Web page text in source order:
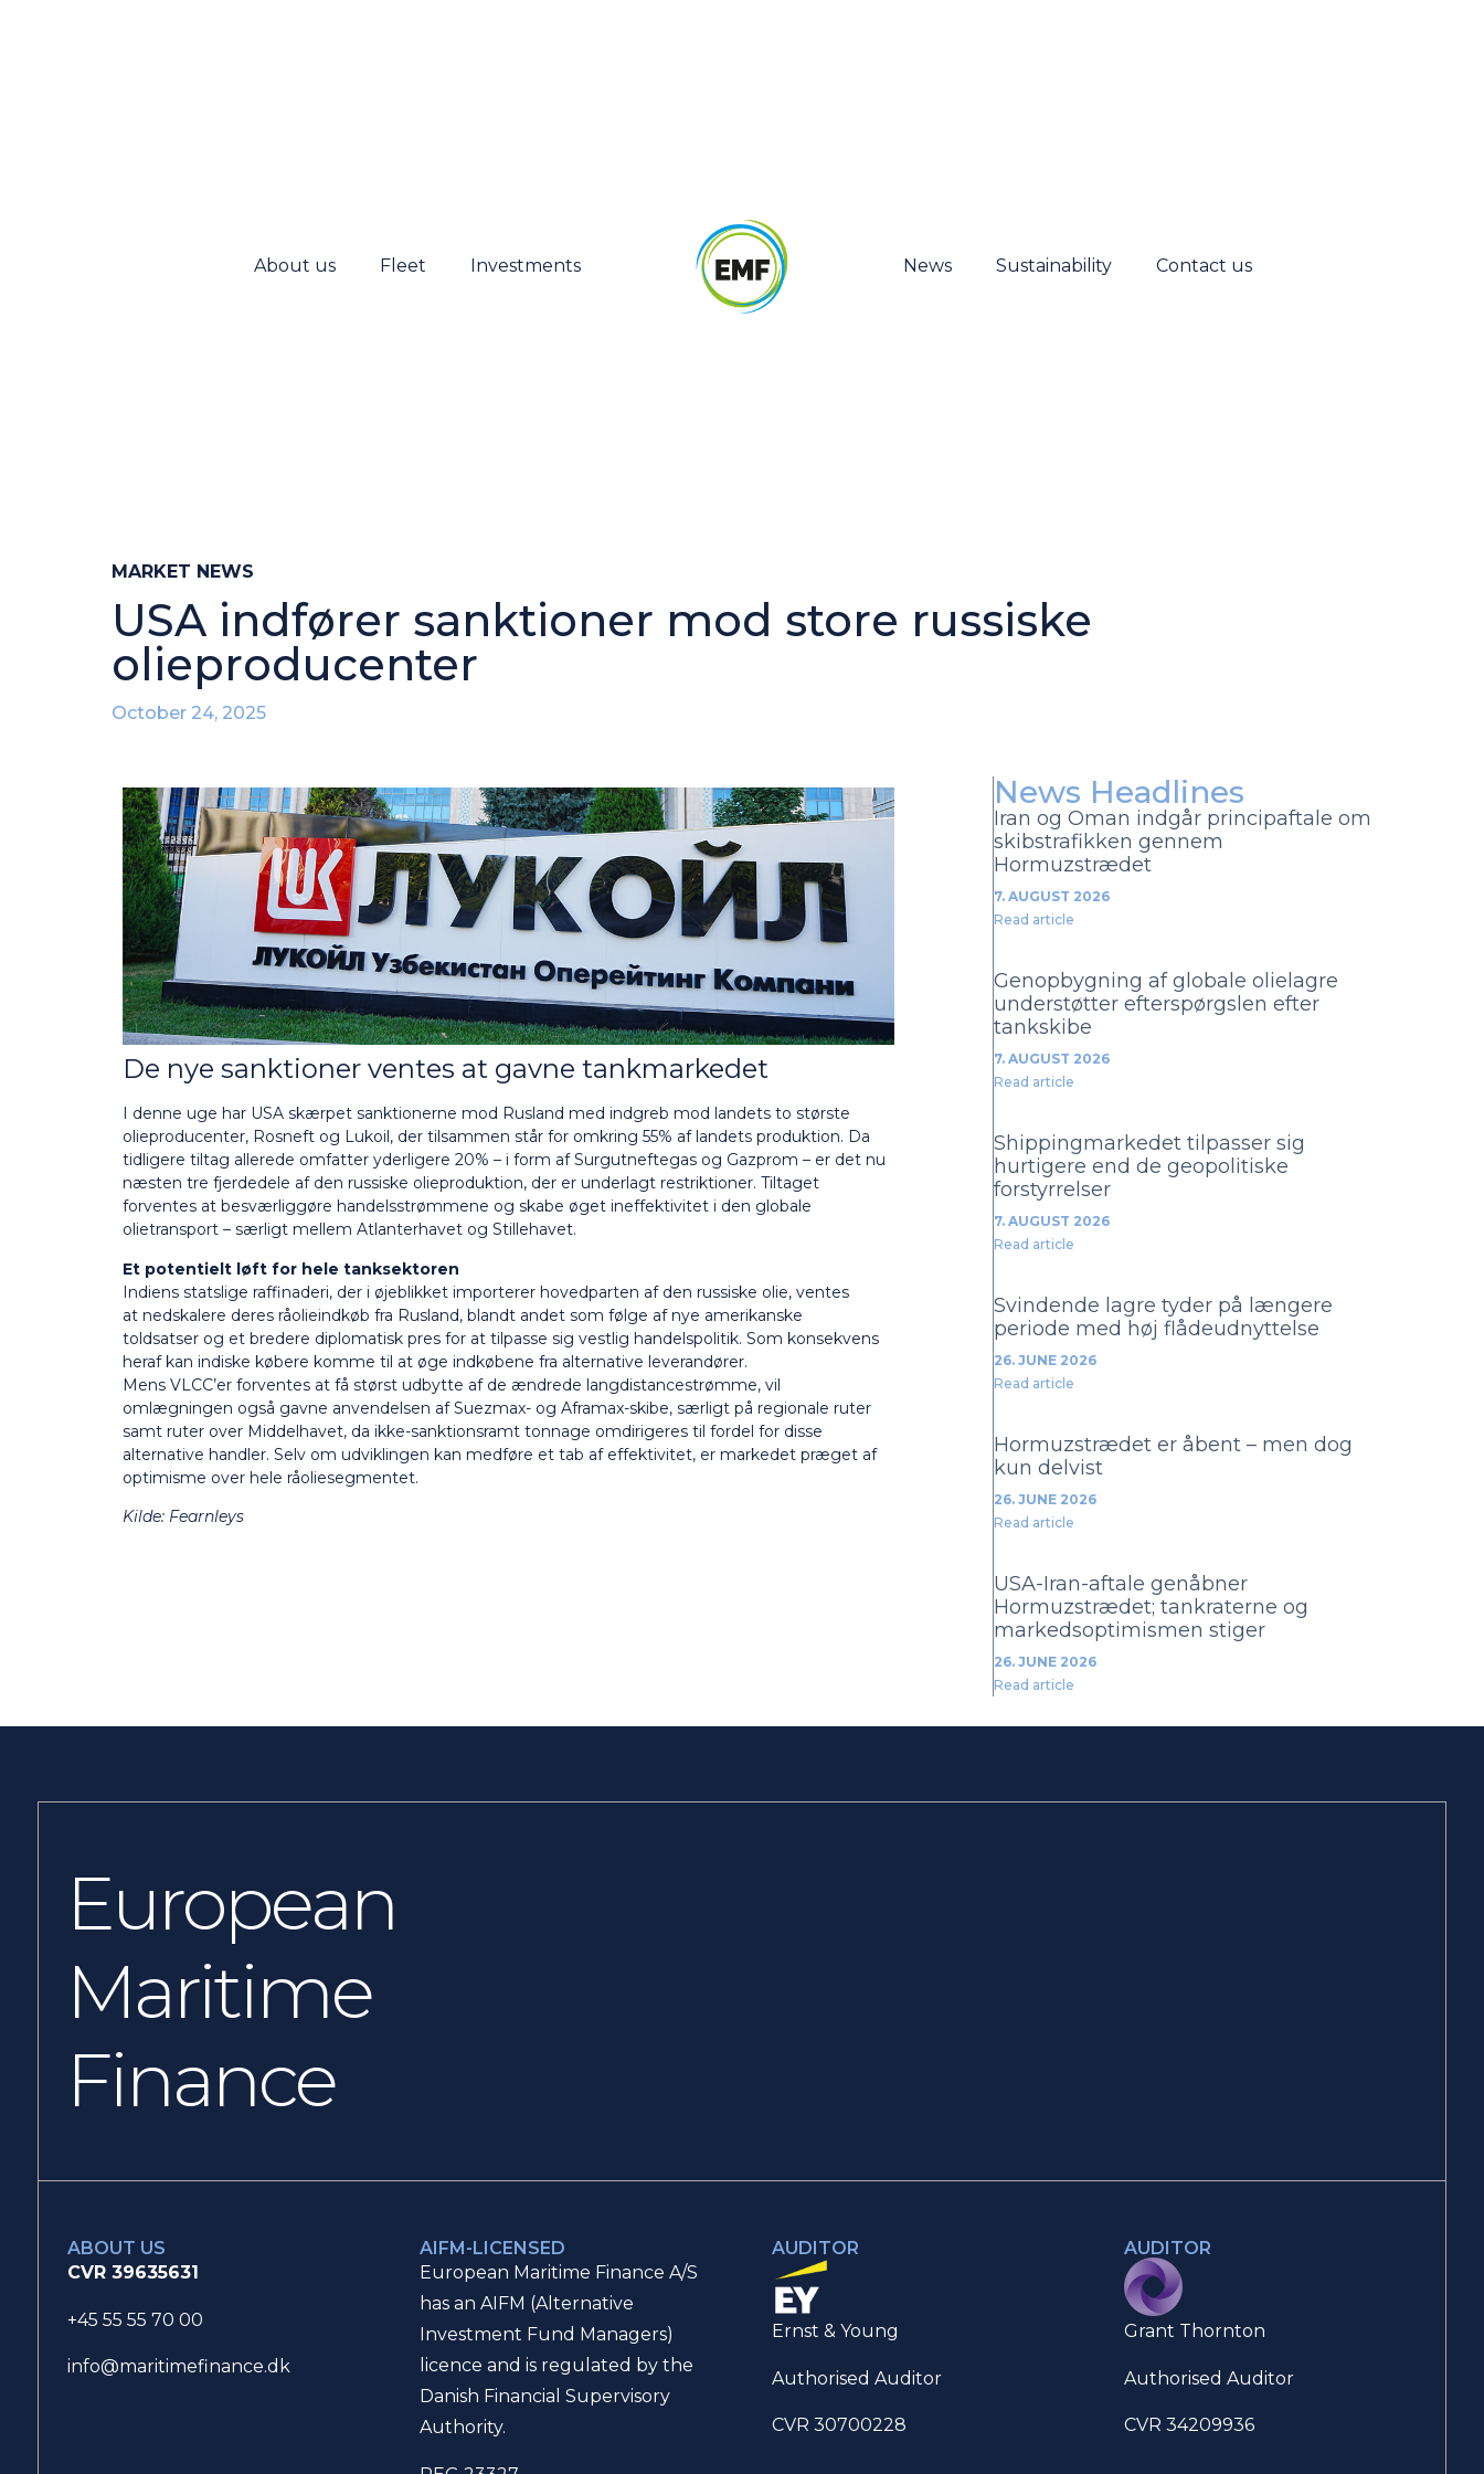
About us Fleet Investments News Sustainability Contact us
MARKET NEWS
USA indfører sanktioner mod store russiske
olieproducenter
October 24, 2025
De nye sanktioner ventes at gavne tankmarkedet
I denne uge har USA skærpet sanktionerne mod Rusland med indgreb mod landets to største
olieproducenter, Rosneft og Lukoil, der tilsammen står for omkring 55% af landets produktion. Da
tidligere tiltag allerede omfatter yderligere 20% – i form af Surgutneftegas og Gazprom – er det nu
næsten tre fjerdedele af den russiske olieproduktion, der er underlagt restriktioner. Tiltaget
forventes at besværliggøre handelsstrømmene og skabe øget ineffektivitet i den globale
olietransport – særligt mellem Atlanterhavet og Stillehavet.
Et potentielt løft for hele tanksektoren
Indiens statslige raffinaderi, der i øjeblikket importerer hovedparten af den russiske olie, ventes
at nedskalere deres råolieindkøb fra Rusland, blandt andet som følge af nye amerikanske
toldsatser og et bredere diplomatisk pres for at tilpasse sig vestlig handelspolitik. Som konsekvens
heraf kan indiske købere komme til at øge indkøbene fra alternative leverandører.
Mens VLCC’er forventes at få størst udbytte af de ændrede langdistancestrømme, vil
omlægningen også gavne anvendelsen af Suezmax- og Aframax-skibe, særligt på regionale ruter
samt ruter over Middelhavet, da ikke-sanktionsramt tonnage omdirigeres til fordel for disse
alternative handler. Selv om udviklingen kan medføre et tab af effektivitet, er markedet præget af
optimisme over hele råoliesegmentet.
Kilde: Fearnleys
News Headlines
Iran og Oman indgår principaftale om
skibstrafikken gennem
Hormuzstrædet
7. AUGUST 2026
Read article
Genopbygning af globale olielagre
understøtter efterspørgslen efter
tankskibe
7. AUGUST 2026
Read article
Shippingmarkedet tilpasser sig
hurtigere end de geopolitiske
forstyrrelser
7. AUGUST 2026
Read article
Svindende lagre tyder på længere
periode med høj flådeudnyttelse
26. JUNE 2026
Read article
Hormuzstrædet er åbent – men dog
kun delvist
26. JUNE 2026
Read article
USA-Iran-aftale genåbner
Hormuzstrædet; tankraterne og
markedsoptimismen stiger
26. JUNE 2026
Read article
European
Maritime
Finance
ABOUT US
CVR 39635631
+45 55 55 70 00
info@maritimefinance.dk
AIFM-LICENSED
European Maritime Finance A/S
has an AIFM (Alternative
Investment Fund Managers)
licence and is regulated by the
Danish Financial Supervisory
Authority.
AUDITOR
Ernst & Young
Authorised Auditor
CVR 30700228
AUDITOR
Grant Thornton
Authorised Auditor
CVR 34209936